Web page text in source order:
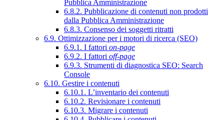
Pubblica Amministrazione
6.8.2. Pubblicazione di contenuti non prodotti
dalla Pubblica Amministrazione
6.8.3. Consenso dei soggetti ritratti
6.9. Ottimizzazione per i motori di ricerca (SEO)
6.9.1. I fattori on-page
6.9.2. I fattori off-page
6.9.3. Strumenti di diagnostica SEO: Search
Console
6.10. Gestire i contenuti
6.10.1. L’inventario dei contenuti
6.10.2. Revisionare i contenuti
6.10.3. Migrare i contenuti